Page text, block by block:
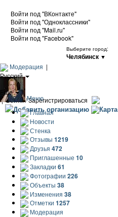
Войти под "ВКонтакте"
Войти под "Одноклассники"
Войти под "Mail.ru"
Войти под "Facebook"
Выберите город:
Челябинск ▼
Модерация |
Русский
Еще
|Войти / Зарегистрироваться
Добавить организацию Карта
Меню
Главная
Новости
Стенка
Отзывы 1219
Друзья 472
Приглашенные 10
Закладки 61
Фотографии 226
Объекты 38
Изменения 38
Отметки 1257
Модерация